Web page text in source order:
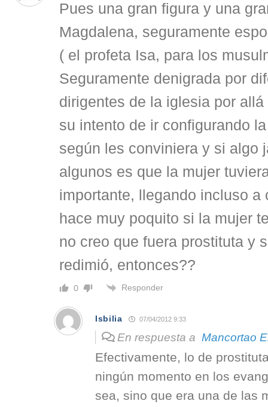
Pues una gran figura y una
Magdalena, seguramente
( el profeta Isa, para los
Seguramente denigrada por
dirigentes de la iglesia por
su intento de ir configurando
según les conviniera y si algo
algunos es que la mujer
importante, llegando incluso a
hace muy poquito si la mujer
no creo que fuera prostituta y
redimió, entonces??
0 Responder
Isbilia 07/04/2012 9:33
En respuesta a Mancortao
Efectivamente, lo de
ningún momento en los
sea, sino que era una de las